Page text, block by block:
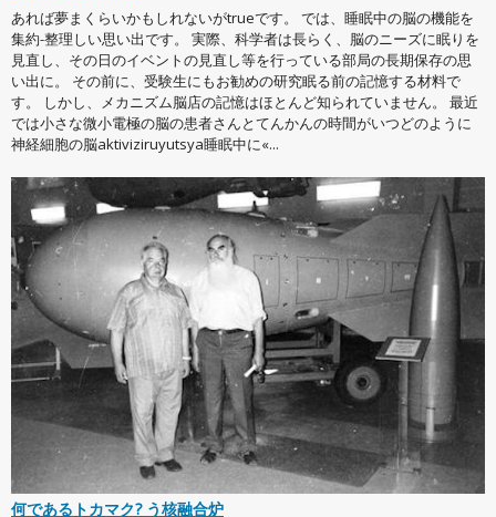
あれば夢まくらいかもしれないがtrueです。 では、睡眠中の脳の機能を
集約-整理しい思い出です。 実際、科学者は長らく、脳のニーズに眠りを
見直し、その日のイベントの見直し等を行っている部局の長期保存の思
い出に。 その前に、受験生にもお勧めの研究眠る前の記憶する材料で
す。 しかし、メカニズム脳店の記憶はほとんど知られていません。 最近
では小さな微小電極の脳の患者さんとてんかんの時間がいつどのように
神経細胞の脳aktiviziruyutsya睡眠中に«...
何であるトカマク? う核融合炉